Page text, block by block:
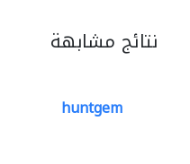
نتائج مشابهة
huntgem